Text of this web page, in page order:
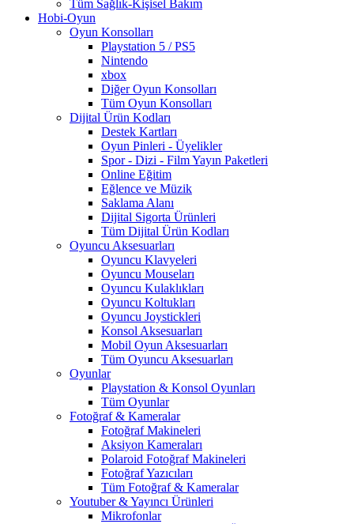
Tüm Sağlık-Kişisel Bakım
Hobi-Oyun
Oyun Konsolları
Playstation 5 / PS5
Nintendo
xbox
Diğer Oyun Konsolları
Tüm Oyun Konsolları
Dijital Ürün Kodları
Destek Kartları
Oyun Pinleri - Üyelikler
Spor - Dizi - Film Yayın Paketleri
Online Eğitim
Eğlence ve Müzik
Saklama Alanı
Dijital Sigorta Ürünleri
Tüm Dijital Ürün Kodları
Oyuncu Aksesuarları
Oyuncu Klavyeleri
Oyuncu Mouseları
Oyuncu Kulaklıkları
Oyuncu Koltukları
Oyuncu Joystickleri
Konsol Aksesuarları
Mobil Oyun Aksesuarları
Tüm Oyuncu Aksesuarları
Oyunlar
Playstation & Konsol Oyunları
Tüm Oyunlar
Fotoğraf & Kameralar
Fotoğraf Makineleri
Aksiyon Kameraları
Polaroid Fotoğraf Makineleri
Fotoğraf Yazıcıları
Tüm Fotoğraf & Kameralar
Youtuber & Yayıncı Ürünleri
Mikrofonlar